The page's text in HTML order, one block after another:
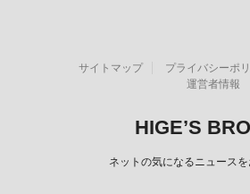
サイトマップ プライバシーポ
運営者情報
HIGE’S
ネットの気になるニュースを